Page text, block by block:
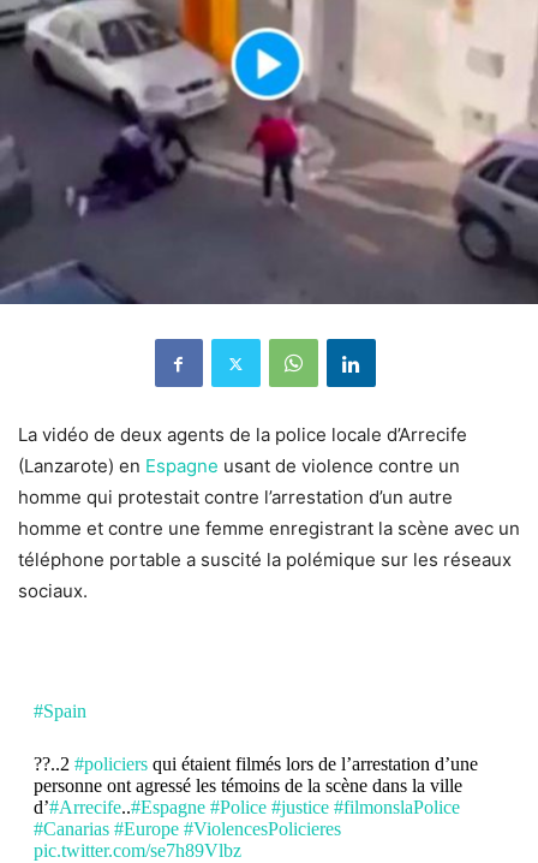
La vidéo de deux agents de la police locale d’Arrecife
(Lanzarote) en Espagne usant de violence contre un
homme qui protestait contre l’arrestation d’un autre
homme et contre une femme enregistrant la scène avec un
téléphone portable a suscité la polémique sur les réseaux
sociaux.
#Spain
??..2 #policiersqui étaient filmés lors de l’arrestation d’une
personne ont agressé les témoins de la scène dans la ville
d’#Arrecife..#Espagne #Police #justice #filmonslaPolice
#Canarias #Europe #ViolencesPolicieres
pic.twitter.com/se7h89Vlbz